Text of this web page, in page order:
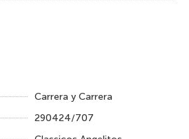
Carrera y Carrera
290424/707